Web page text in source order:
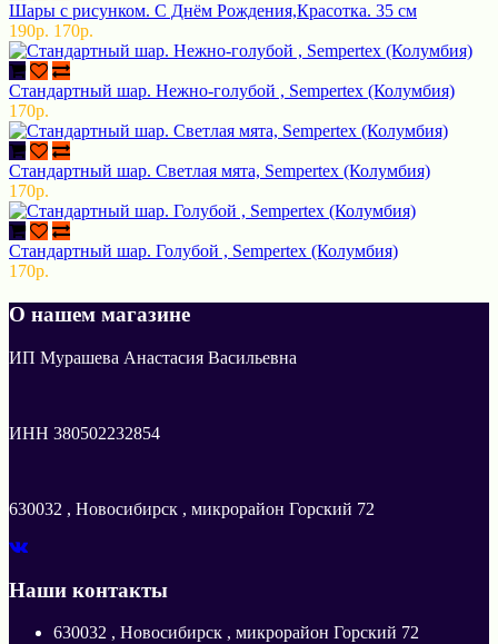
Шары с рисунком. С Днём Рождения,Красотка. 35 см
190р. 170р.
Стандартный шар. Нежно-голубой , Sempertex (Колумбия)
170р.
Стандартный шар. Светлая мята, Sempertex (Колумбия)
170р.
Стандартный шар. Голубой , Sempertex (Колумбия)
170р.
О нашем магазине
ИП Мурашева Анастасия Васильевна
ИНН 380502232854
630032 , Новосибирск , микрорайон Горский 72
Наши контакты
630032 , Новосибирск , микрорайон Горский 72